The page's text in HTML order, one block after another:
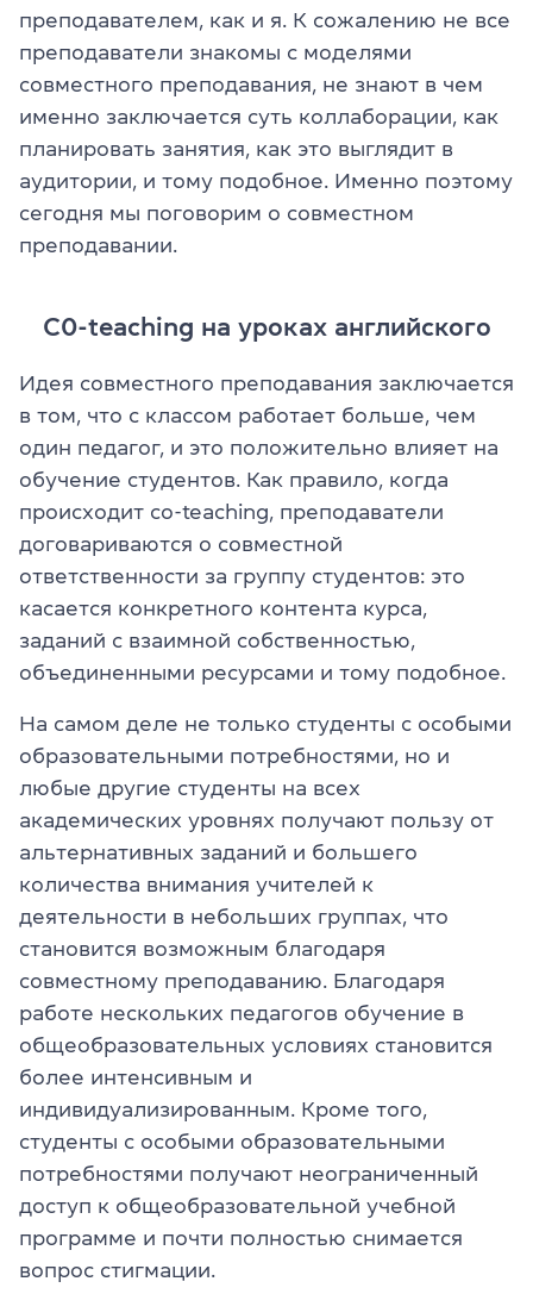
преподавателем, как и я. К сожалению не все
преподаватели знакомы с моделями
совместного преподавания, не знают в чем
именно заключается суть коллаборации, как
планировать занятия, как это выглядит в
аудитории, и тому подобное. Именно поэтому
сегодня мы поговорим о совместном
преподавании.
C0-teaching на уроках английского
Идея совместного преподавания заключается
в том, что с классом работает больше, чем
один педагог, и это положительно влияет на
обучение студентов. Как правило, когда
происходит co-teaching, преподаватели
договариваются о совместной
ответственности за группу студентов: это
касается конкретного контента курса,
заданий с взаимной собственностью,
объединенными ресурсами и тому подобное.
На самом деле не только студенты с особыми
образовательными потребностями, но и
любые другие студенты на всех
академических уровнях получают пользу от
альтернативных заданий и большего
количества внимания учителей к
деятельности в небольших группах, что
становится возможным благодаря
совместному преподаванию. Благодаря
работе нескольких педагогов обучение в
общеобразовательных условиях становится
более интенсивным и
индивидуализированным. Кроме того,
студенты с особыми образовательными
потребностями получают неограниченный
доступ к общеобразовательной учебной
программе и почти полностью снимается
вопрос стигмации.